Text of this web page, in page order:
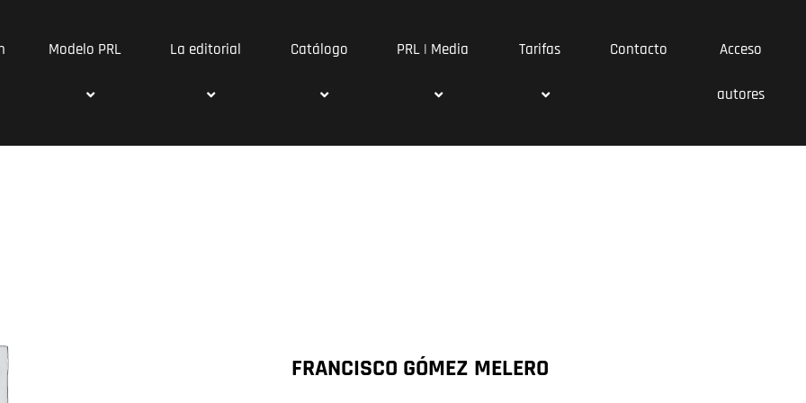
Modelo PRL La editorial Catálogo PRL | Media Tarifas Contacto Acceso
autores
FRANCISCO GÓMEZ MELERO